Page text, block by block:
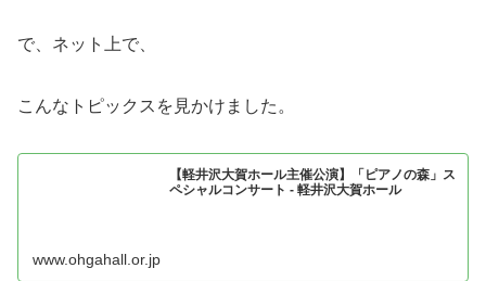
で、ネット上で、
こんなトピックスを見かけました。
【軽井沢大賀ホール主催公演】「ピアノの森」ス
ペシャルコンサート - 軽井沢大賀ホール
www.ohgahall.or.jp